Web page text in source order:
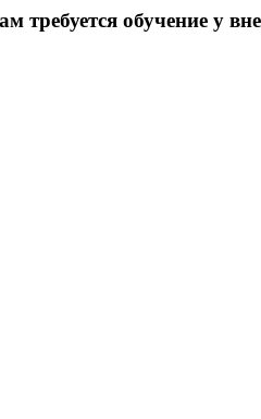
требуется обучение у